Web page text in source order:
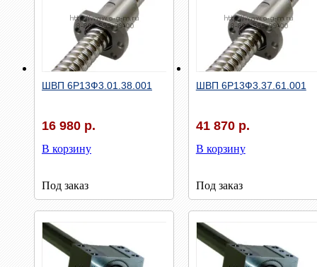
Быстрый просмотр
ШВП 6Р13Ф3.01.38.001
16 980 р.
В корзину
Под заказ
Быстрый просмотр
ШВП 6Р13Ф3.37.61.001
41 870 р.
В корзину
Под заказ